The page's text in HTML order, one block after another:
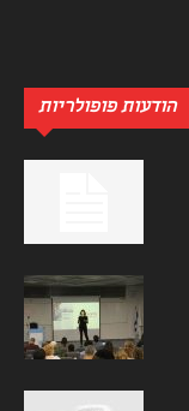
הודעות פופולריות